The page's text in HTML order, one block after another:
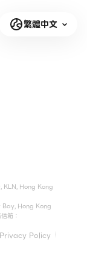
繁體中文
KLN, Hong Kong
Bay, Hong Kong
箱：
Privacy Policy